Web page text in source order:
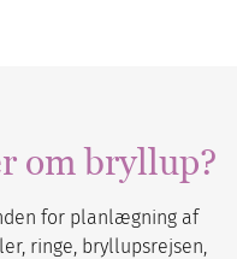
om bryllup?
for planlægning af
ringe, bryllupsrejsen,